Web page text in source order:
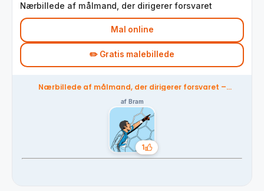
Nærbillede af målmand, der dirigerer forsvaret
Mal online
✏️ Gratis malebillede
Nærbillede af målmand, der dirigerer forsvaret –
af Bram
1
Likes